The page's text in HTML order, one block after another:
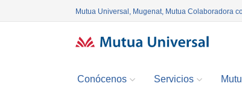
Mutua Universal, Mugenat, Mutua Colaboradora
Conócenos Servicios